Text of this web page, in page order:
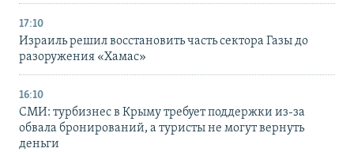
17:10
Израиль решил восстановить часть сектора Газы до
разоружения «Хамас»
16:10
СМИ: турбизнес в Крыму требует поддержки из-за
обвала бронирований, а туристы не могут вернуть
деньги